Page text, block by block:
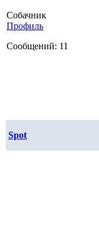
Собачник
Профиль
Сообщений: 11
Spot